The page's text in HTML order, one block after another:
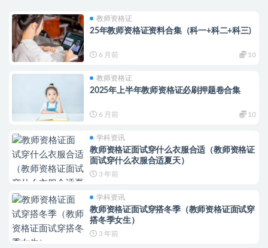
教师资格证
25年教师资格证资料合集（科一+科二+科三)
6 月前 10
教师资格证
2025年上半年教师资格证必刷押题卷合集
6 月前 10
学科资讯
教师资格证面试穿什么衣服合适（教师资格证
面试穿什么衣服合适夏天）
3 年前
学科资讯
教师资格证面试穿搭冬季（教师资格证面试穿
搭冬季女生）
3 年前